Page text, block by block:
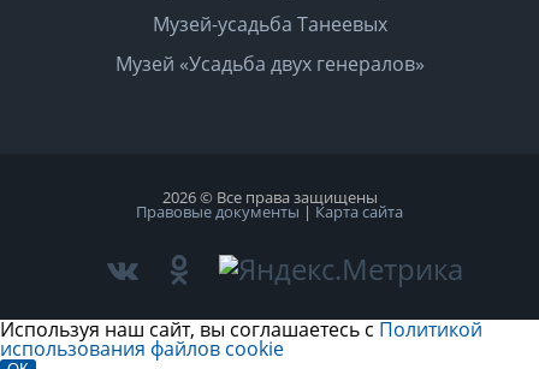
Музей-усадьба Танеевых
Музей «Усадьба двух генералов»
2026 © Все права защищены
Правовые документы | Карта сайта
Используя наш сайт, вы соглашаетесь с Политикой
использования файлов cookie